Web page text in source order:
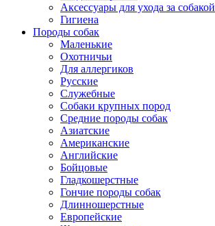
Аксессуары для ухода за собакой
Гигиена
Породы собак
Маленькие
Охотничьи
Для аллергиков
Русские
Служебные
Собаки крупных пород
Средние породы собак
Азиатские
Американские
Английские
Бойцовые
Гладкошерстные
Гончие породы собак
Длинношерстные
Европейские